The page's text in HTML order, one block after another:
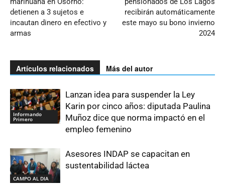
detienen a 3 sujetos e
incautan dinero en efectivo y
armas
recibirán automáticamente
este mayo su bono invierno
2024
Artículos relacionados Más del autor
Informando
Primero
Lanzan idea para suspender la Ley
Karin por cinco años: diputada Paulina
Muñoz dice que norma impactó en el
empleo femenino
CAMPO AL DIA
Asesores INDAP se capacitan en
sustentabilidad láctea